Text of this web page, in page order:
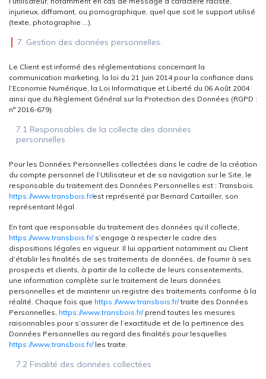
injurieux, diffamant, ou pornographique, quel que soit le support utilisé
(texte, photographie …).
7. Gestion des données personnelles.
Le Client est informé des réglementations concernant la
communication marketing, la loi du 21 Juin 2014 pour la confiance dans
l’Economie Numérique, la Loi Informatique et Liberté du 06 Août 2004
ainsi que du Règlement Général sur la Protection des Données (RGPD :
n° 2016-679).
7.1 Responsables de la collecte des données
personnelles
Pour les Données Personnelles collectées dans le cadre de la création
du compte personnel de l’Utilisateur et de sa navigation sur le Site, le
responsable du traitement des Données Personnelles est : Transbois.
https://www.transbois.fr/est représenté par Bernard Cartailler, son
représentant légal
En tant que responsable du traitement des données qu’il collecte,
https://www.transbois.fr/s’engage à respecter le cadre des
dispositions légales en vigueur. Il lui appartient notamment au Client
d’établir les finalités de ses traitements de données, de fournir à ses
prospects et clients, à partir de la collecte de leurs consentements,
une information complète sur le traitement de leurs données
personnelles et de maintenir un registre des traitements conforme à la
réalité. Chaque fois que https://www.transbois.fr/traite des Données
Personnelles, https://www.transbois.fr/prend toutes les mesures
raisonnables pour s’assurer de l’exactitude et de la pertinence des
Données Personnelles au regard des finalités pour lesquelles
https://www.transbois.fr/les traite.
7.2 Finalité des données collectées